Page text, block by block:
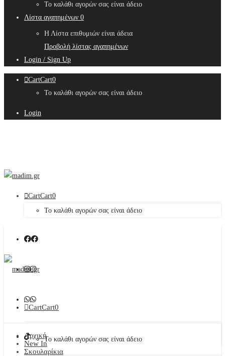
Το καλάθι αγορών σας είναι άδειο
Λίστα αγαπημένων 0
Η Λίστα επιθυμιών είναι άδεια
Προβολή λίστας αγαπημένων
Login / Sign Up
CartCart0
Το καλάθι αγορών σας είναι άδειο
Login
CartCart0
Το καλάθι αγορών σας είναι άδειο
CartCart0
Το καλάθι αγορών σας είναι άδειο
Αρχική
New In
Σκουλαρίκια